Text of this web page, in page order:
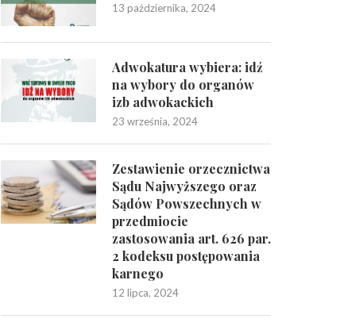
13 października, 2024
Adwokatura wybiera: idź
na wybory do organów
izb adwokackich
23 września, 2024
Zestawienie orzecznictwa
Sądu Najwyższego oraz
Sądów Powszechnych w
przedmiocie
zastosowania art. 626 par.
2 kodeksu postępowania
karnego
12 lipca, 2024